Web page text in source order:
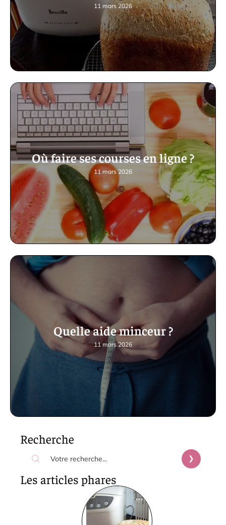
11 mars 2026
Où faire ses courses en ligne ?
11 mars 2026
Quelle aide minceur ?
11 mars 2026
Recherche
Les articles phares